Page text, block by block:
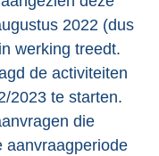
2022 (dus
werking treedt.
de activiteiten
2023 te starten.
die
aanvraagperiode